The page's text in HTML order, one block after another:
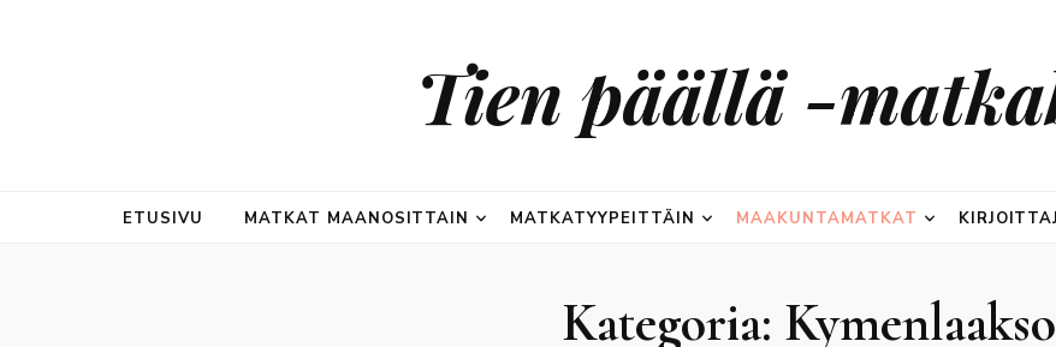
Tien päällä -
ETUSIVU MATKAT MAANOSITTAIN MATKATYYPEITTÄIN MAAKUNTAMATKAT
Kategoria: Kymenlaakso